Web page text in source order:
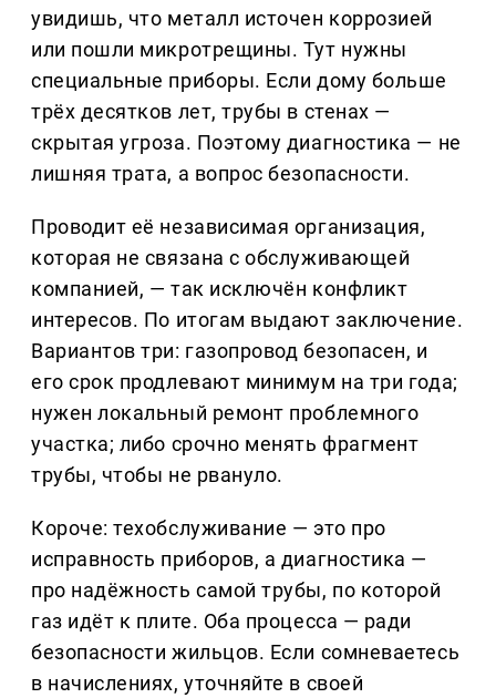
увидишь, что металл источен коррозией
или пошли микротрещины. Тут нужны
специальные приборы. Если дому больше
трёх десятков лет, трубы в стенах —
скрытая угроза. Поэтому диагностика — не
лишняя трата, а вопрос безопасности.
Проводит её независимая организация,
которая не связана с обслуживающей
компанией, — так исключён конфликт
интересов. По итогам выдают заключение.
Вариантов три: газопровод безопасен, и
его срок продлевают минимум на три года;
нужен локальный ремонт проблемного
участка; либо срочно менять фрагмент
трубы, чтобы не рвануло.
Короче: техобслуживание — это про
исправность приборов, а диагностика —
про надёжность самой трубы, по которой
газ идёт к плите. Оба процесса — ради
безопасности жильцов. Если сомневаетесь
в начислениях, уточняйте в своей